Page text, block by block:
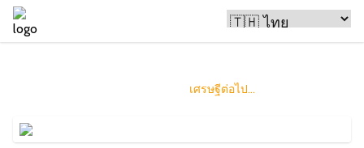
เศรษฐีต่อไป...